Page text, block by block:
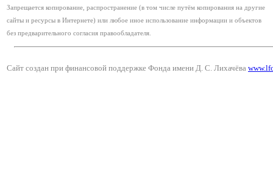
Запрещается копирование, распространение (в том числе путём копирования на другие
сайты и ресурсы в Интернете) или любое иное использование информации и объектов
без предварительного согласия правообладателя.
Сайт создан при финансовой поддержке Фонда имени Д. С. Лихачёва